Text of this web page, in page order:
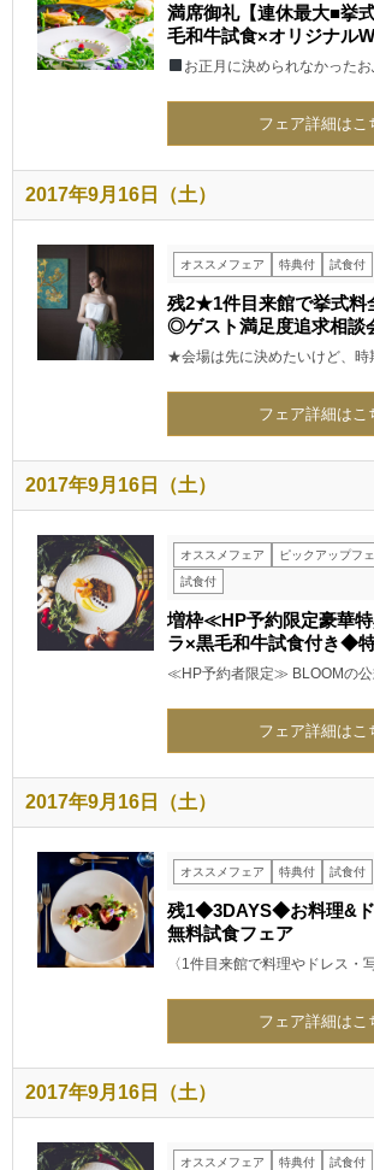
満席御礼【連休最大■挙
毛和牛試食×オリジナル
お正月に決められなかった
フェア詳細は
2017年9月16日（土）
オススメフェア 特典付 試食付
残2★1件目来館で挙式料
◎ゲスト満足度追求相談
★会場は先に決めたいけど、時
フェア詳細は
2017年9月16日（土）
オススメフェア ピックアップフ
試食付
増枠≪HP予約限定豪華
ラ×黒毛和牛試食付き◆
≪HP予約者限定≫ BLOOMの公
フェア詳細は
2017年9月16日（土）
オススメフェア 特典付 試食付
残1◆3DAYS◆お料理&
無料試食フェア
〈1件目来館で料理やドレス・
フェア詳細は
2017年9月16日（土）
オススメフェア 特典付 試食付